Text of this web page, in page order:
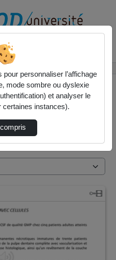
personnaliser l’affichage
mode sombre ou dyslexie
et analyser le
certaines instances).
compris